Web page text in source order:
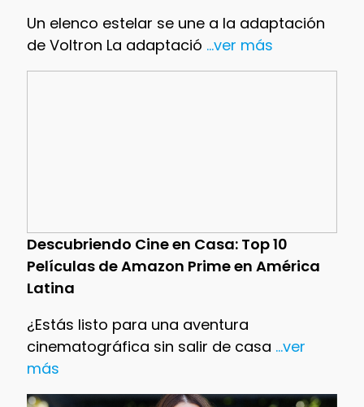
Un elenco estelar se une a la adaptación
de Voltron La adaptació ...ver más
Descubriendo Cine en Casa: Top 10
Películas de Amazon Prime en América
Latina
¿Estás listo para una aventura
cinematográfica sin salir de casa ...ver
más